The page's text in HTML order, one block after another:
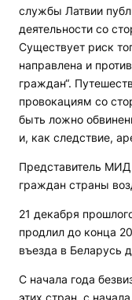
службы Латвии
деятельности со
Существует риск
направлена и
граждан“.
провокациям со
быть ложно
и, как следствие,
Представитель МИД
граждан страны
21 декабря
продлил до конца
въезда в Беларусь
С начала года
этих стран, с